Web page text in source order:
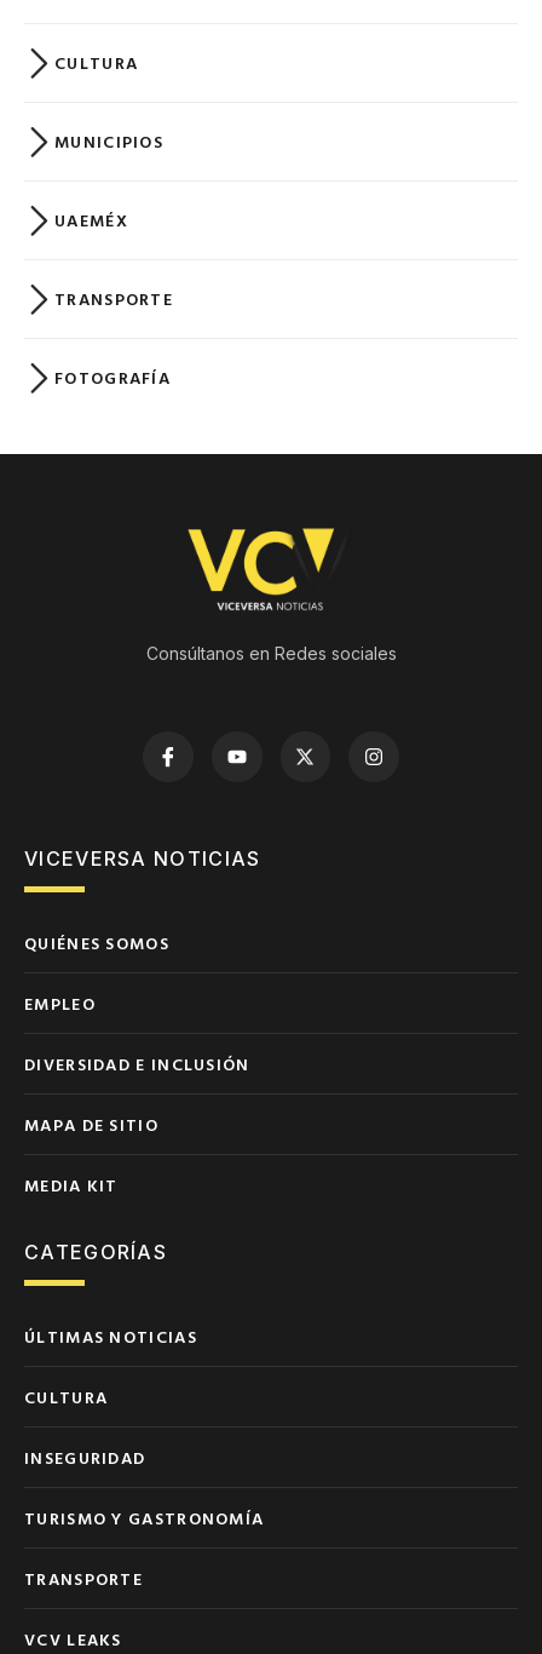
CULTURA
MUNICIPIOS
UAEMÉX
TRANSPORTE
FOTOGRAFÍA
Consúltanos en Redes sociales
VICEVERSA NOTICIAS
QUIÉNES SOMOS
EMPLEO
DIVERSIDAD E INCLUSIÓN
MAPA DE SITIO
MEDIA KIT
CATEGORÍAS
ÚLTIMAS NOTICIAS
CULTURA
INSEGURIDAD
TURISMO Y GASTRONOMÍA
TRANSPORTE
VCV LEAKS